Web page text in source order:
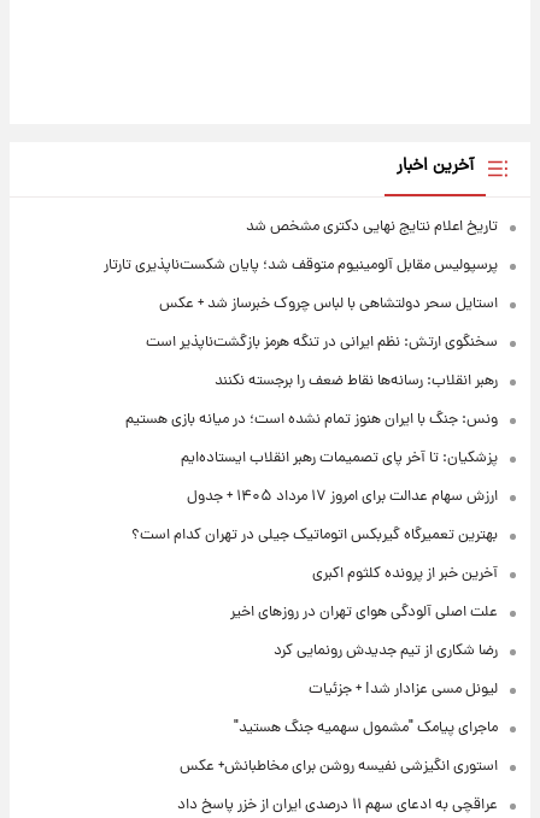
آخرین اخبار
تاریخ اعلام نتایج نهایی دکتری مشخص شد
پرسپولیس مقابل آلومینیوم متوقف شد؛ پایان شکست‌ناپذیری تارتار
استایل سحر دولتشاهی با لباس چروک خبرساز شد + عکس
سخنگوی ارتش: نظم ایرانی در تنگه هرمز بازگشت‌ناپذیر است
رهبر انقلاب: رسانه‌ها نقاط ضعف را برجسته نکنند
ونس: جنگ با ایران هنوز تمام نشده است؛ در میانه بازی هستیم
پزشکیان: تا آخر پای تصمیمات رهبر انقلاب ایستاده‌ایم
ارزش سهام عدالت برای امروز ۱۷ مرداد ۱۴۰۵ + جدول
بهترین تعمیرگاه گیربکس اتوماتیک جیلی در تهران کدام است؟
آخرین خبر از پرونده کلثوم اکبری
علت اصلی آلودگی هوای تهران در روزهای اخیر
رضا شکاری از تیم جدیدش رونمایی کرد
لیونل مسی عزادار شد! + جزئیات
ماجرای پیامک "مشمول سهمیه جنگ هستید"
استوری انگیزشی نفیسه روشن برای مخاطبانش+ عکس
عراقچی به ادعای سهم ۱۱ درصدی ایران از خزر پاسخ داد